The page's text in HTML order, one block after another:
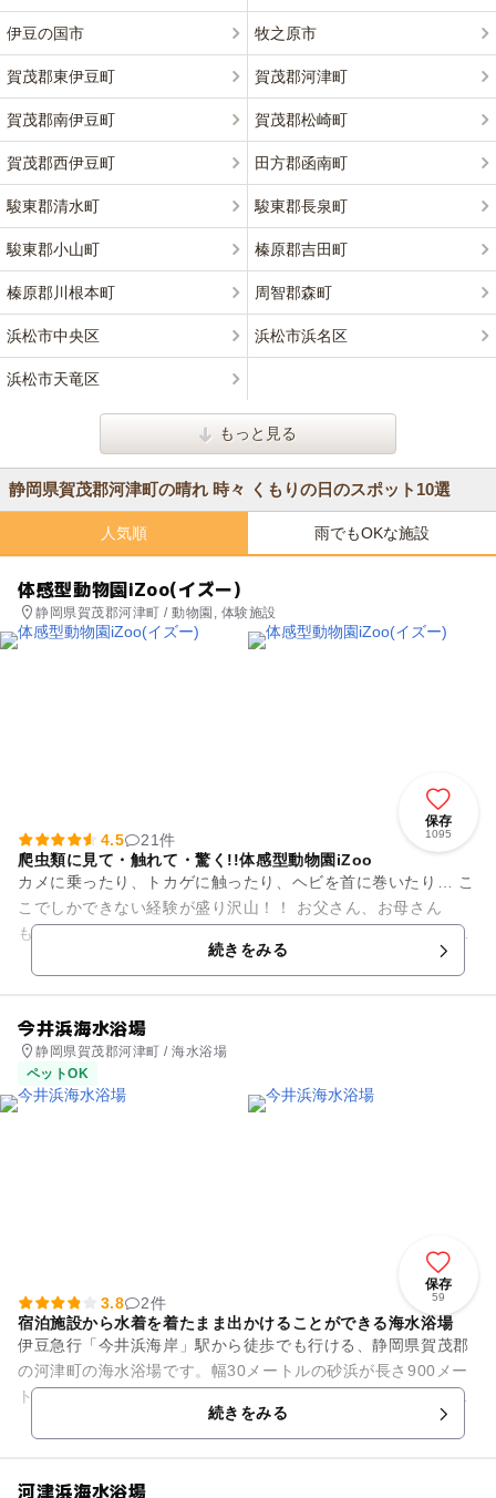
伊豆の国市 牧之原市
賀茂郡東伊豆町 賀茂郡河津町
賀茂郡南伊豆町 賀茂郡松崎町
賀茂郡西伊豆町 田方郡函南町
駿東郡清水町 駿東郡長泉町
駿東郡小山町 榛原郡吉田町
榛原郡川根本町 周智郡森町
浜松市中央区 浜松市浜名区
浜松市天竜区
もっと見る
静岡県賀茂郡河津町の晴れ 時々 くもりの日のスポット10選
人気順 雨でもOKな施設
体感型動物園iZoo(イズー)
静岡県賀茂郡河津町 / 動物園, 体験施設
保存
1095
4.5
21件
爬虫類に見て・触れて・驚く!!体感型動物園iZoo
カメに乗ったり、トカゲに触ったり、ヘビを首に巻いたり… こ
こでしかできない経験が盛り沢山！！ お父さん、お母さん
も、"ハ虫類＝怖い、気持ち悪い"という先入観を捨てて、 ぜひ
続きをみる
今井浜海水浴場
静岡県賀茂郡河津町 / 海水浴場
ペットOK
保存
59
3.8
2件
宿泊施設から水着を着たまま出かけることができる海水浴場
伊豆急行「今井浜海岸」駅から徒歩でも行ける、静岡県賀茂郡
の河津町の海水浴場です。幅30メートルの砂浜が長さ900メー
トルにわたって続く伊豆地方でも屈指のビーチです。遠浅の海
には、最高ランクの水質...続きをみる
河津浜海水浴場